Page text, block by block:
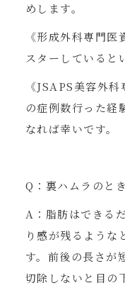
めします。
《形成外科専門
スターしていると
《JSAPS美容外
の症例数行った経
なれば幸いです。
Q：裏ハムラのと
A：脂肪はできる
り感が残るような
す。前後の長さが
切除しないと目の